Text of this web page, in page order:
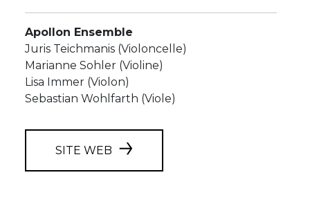
Apollon Ensemble
Juris Teichmanis (Violoncelle)
Marianne Sohler (Violine)
Lisa Immer (Violon)
Sebastian Wohlfarth (Viole)
SITE WEB